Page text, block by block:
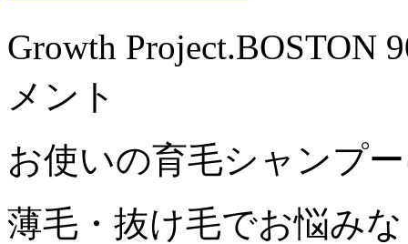
Growth Project.BOSTON
メント
お使いの育毛シャンプ
薄毛・抜け毛でお悩み